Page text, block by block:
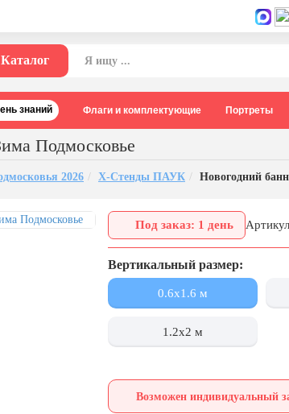
Каталог
знаний Флаги и комплектующие Портреты
Подмосковье
2026 Х-Стенды ПАУК Новогодний
Под заказ: 1 день
Вертикальный размер:
0.6x1.6 м
1.2x2 м
Возможен индивидуальный